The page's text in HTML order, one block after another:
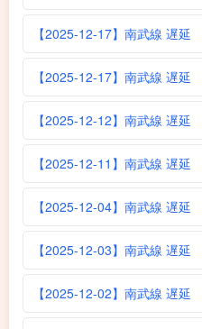
【2025-12-17】南武線 遅延
【2025-12-17】南武線 遅延
【2025-12-12】南武線 遅延
【2025-12-11】南武線 遅延
【2025-12-04】南武線 遅延
【2025-12-03】南武線 遅延
【2025-12-02】南武線 遅延